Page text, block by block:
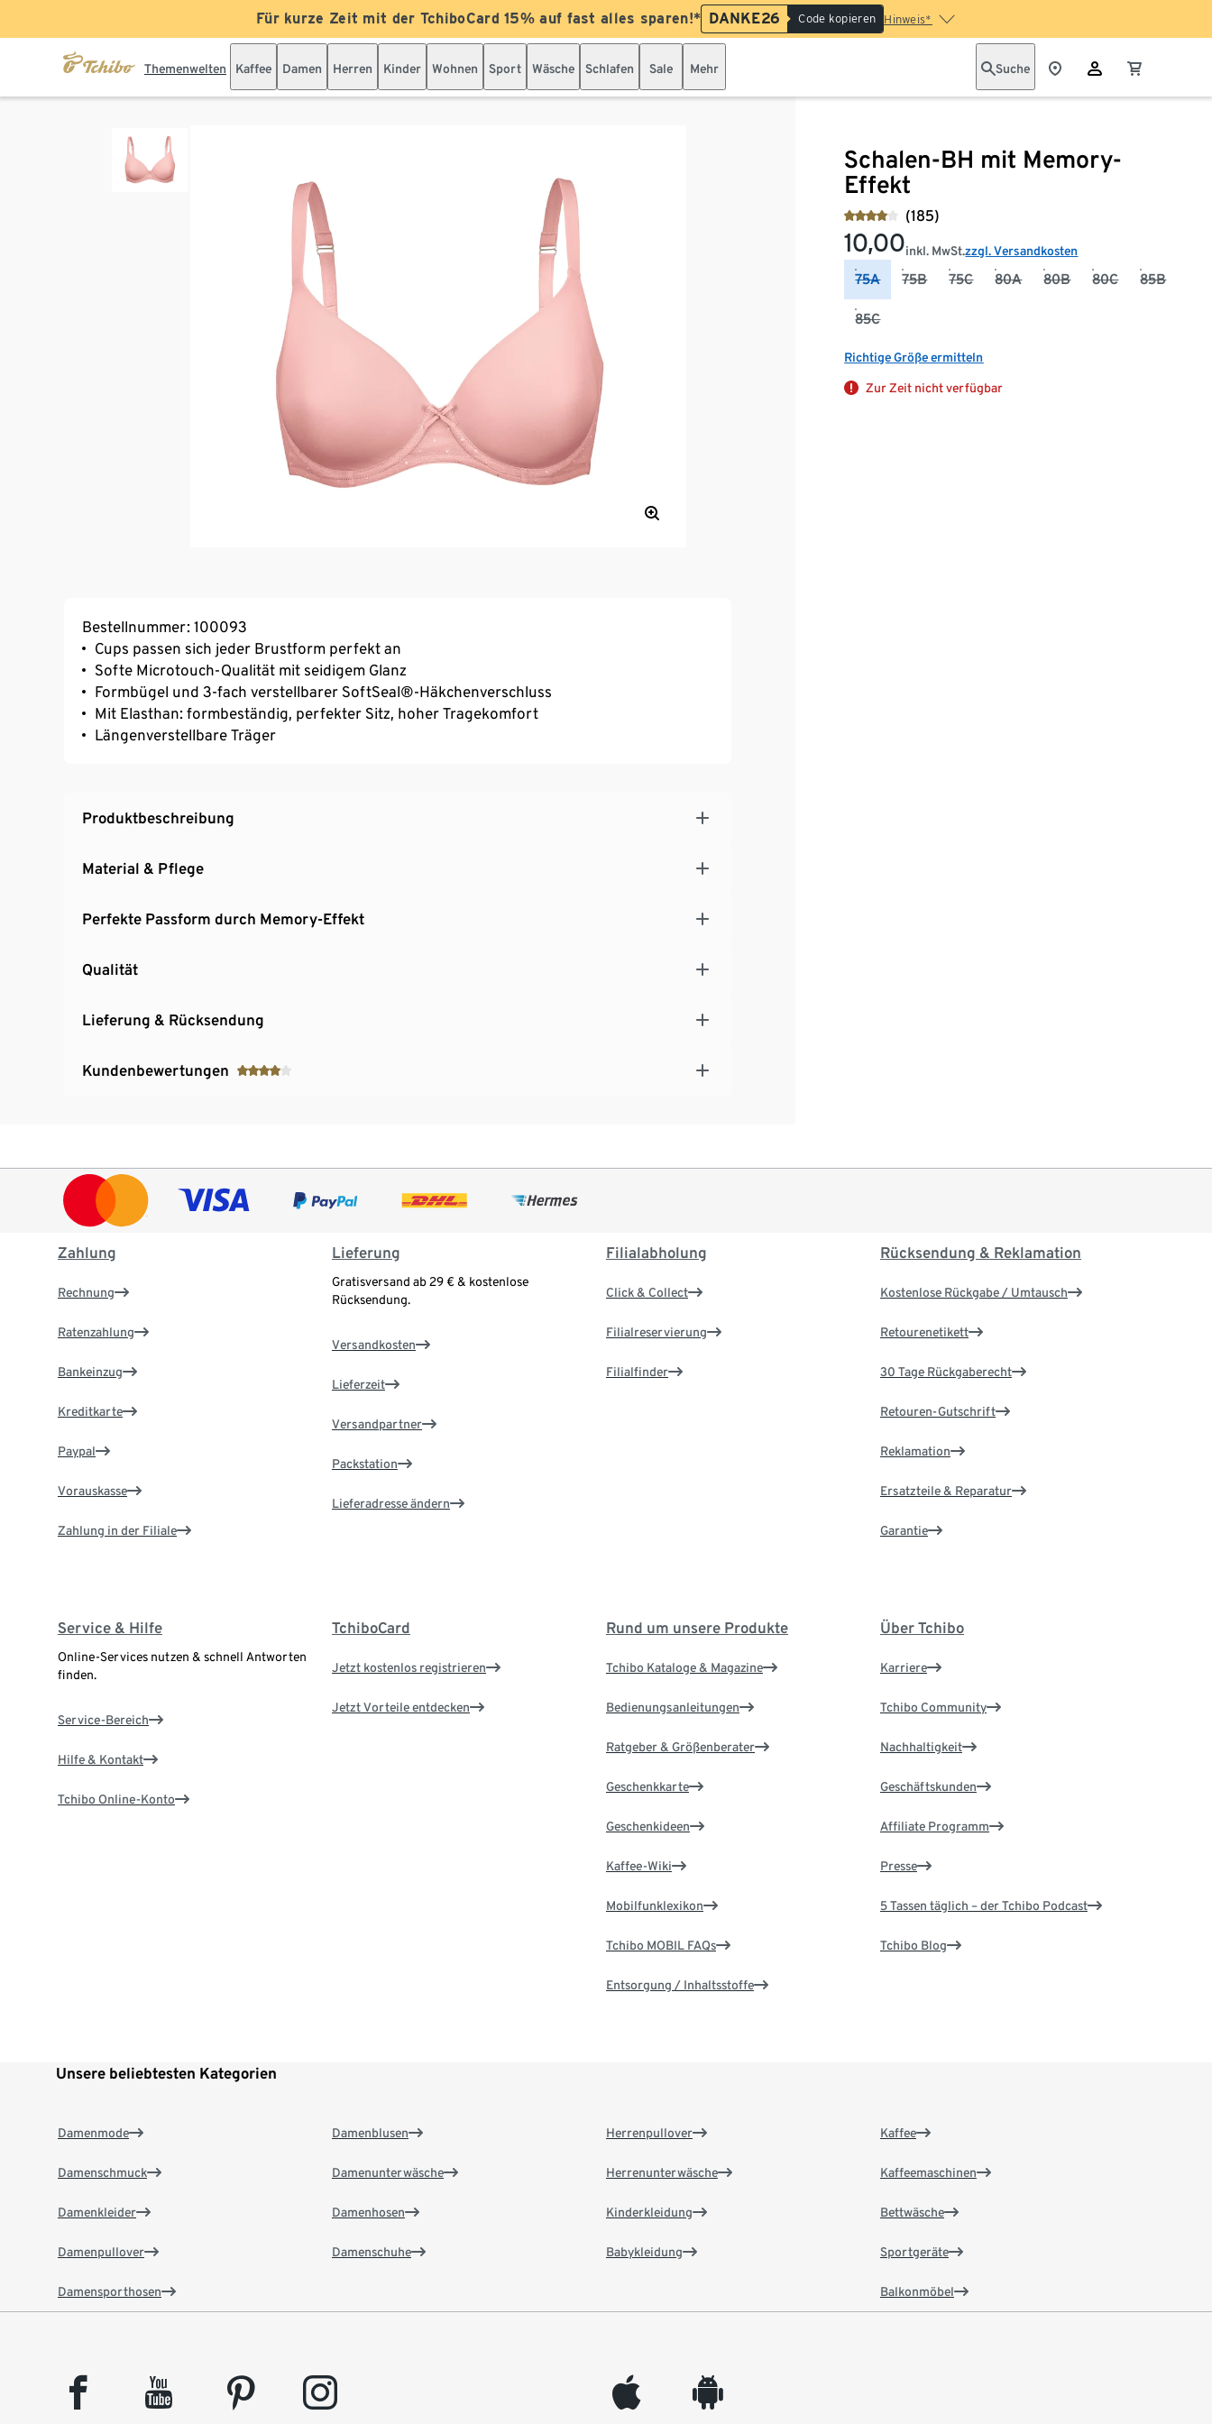
Für kurze Zeit mit der TchiboCard 15% auf fast alles sparen!* DANKE26 Code kopieren Hinweis*
Themenwelten Kaffee Damen Herren Kinder Wohnen Sport Wäsche Schlafen Sale Mehr Suche
Schalen-BH mit Memory-
Effekt
(185)
10,00inkl. MwSt.zzgl. Versandkosten
75A 75B 75C 80A 80B 80C 85B
85C
Richtige Größe ermitteln
Zur Zeit nicht verfügbar
Bestellnummer: 100093
Cups passen sich jeder Brustform perfekt an
Softe Microtouch-Qualität mit seidigem Glanz
Formbügel und 3-fach verstellbarer SoftSeal®-Häkchenverschluss
Mit Elasthan: formbeständig, perfekter Sitz, hoher Tragekomfort
Längenverstellbare Träger
Produktbeschreibung
Material & Pflege
Perfekte Passform durch Memory-Effekt
Qualität
Lieferung & Rücksendung
Kundenbewertungen
Zahlung
Rechnung
Ratenzahlung
Bankeinzug
Kreditkarte
Paypal
Vorauskasse
Zahlung in der Filiale
Lieferung
Gratisversand ab 29 € & kostenlose
Rücksendung.
Versandkosten
Lieferzeit
Versandpartner
Packstation
Lieferadresse ändern
Filialabholung
Click & Collect
Filialreservierung
Filialfinder
Rücksendung & Reklamation
Kostenlose Rückgabe / Umtausch
Retourenetikett
30 Tage Rückgaberecht
Retouren-Gutschrift
Reklamation
Ersatzteile & Reparatur
Garantie
Service & Hilfe
Online-Services nutzen & schnell Antworten
finden.
Service-Bereich
Hilfe & Kontakt
Tchibo Online-Konto
TchiboCard
Jetzt kostenlos registrieren
Jetzt Vorteile entdecken
Rund um unsere Produkte
Tchibo Kataloge & Magazine
Bedienungsanleitungen
Ratgeber & Größenberater
Geschenkkarte
Geschenkideen
Kaffee-Wiki
Mobilfunklexikon
Tchibo MOBIL FAQs
Entsorgung / Inhaltsstoffe
Über Tchibo
Karriere
Tchibo Community
Nachhaltigkeit
Geschäftskunden
Affiliate Programm
Presse
5 Tassen täglich – der Tchibo Podcast
Tchibo Blog
Unsere beliebtesten Kategorien
Damenmode
Damenschmuck
Damenkleider
Damenpullover
Damensporthosen
Damenblusen
Damenunterwäsche
Damenhosen
Damenschuhe
Herrenpullover
Herrenunterwäsche
Kinderkleidung
Babykleidung
Kaffee
Kaffeemaschinen
Bettwäsche
Sportgeräte
Balkonmöbel
facebook youtube pinterest instagram appleinc android